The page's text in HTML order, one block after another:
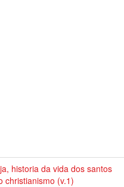
historia da vida dos santos
christianismo (v.1)